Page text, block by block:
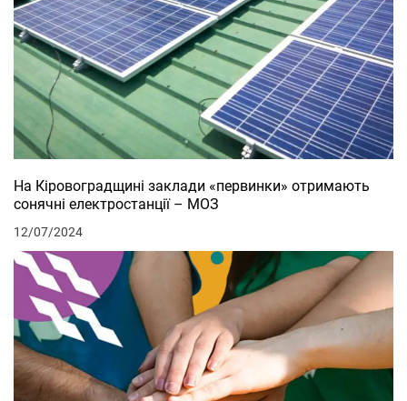
На Кіровоградщині заклади «первинки» отримають
сонячні електростанції – МОЗ
12/07/2024